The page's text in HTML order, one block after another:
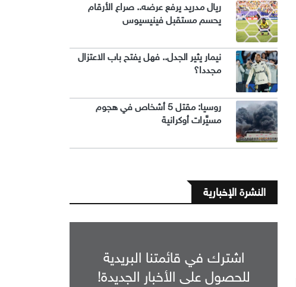
ريال مدريد يرفع عرضه.. صراع الأرقام
يحسم مستقبل فينيسيوس
نيمار يثير الجدل.. فهل يفتح باب الاعتزال
مجددا؟
روسيا: مقتل 5 أشخاص في هجوم
مسيَّرات أوكرانية
النشرة الإخبارية
اشترك في قائمتنا البريدية
للحصول على الأخبار الجديدة!